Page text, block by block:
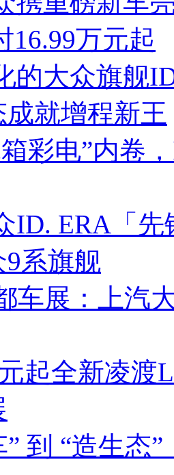
16.99万元起
的大众旗舰
就增程新王
彩电”内卷
ID. ERA「
系旗舰
车展：上汽
起全新凌渡
” 到 “造生态